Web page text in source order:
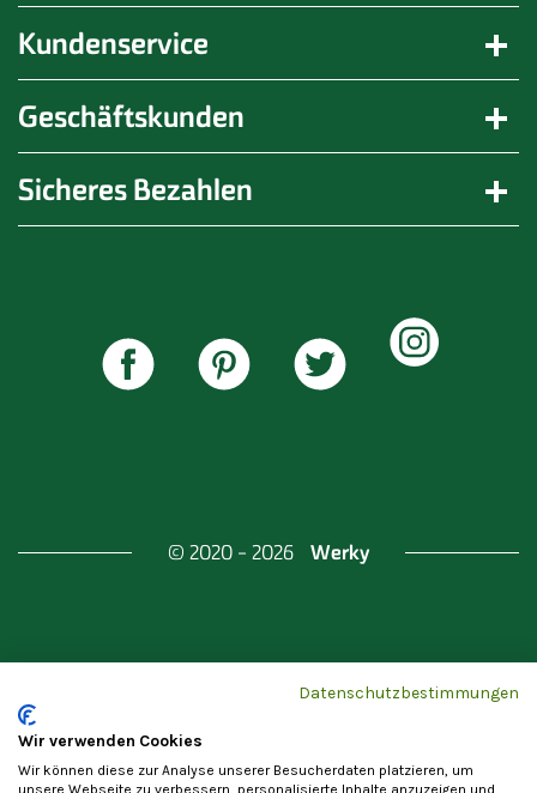
Kundenservice
Geschäftskunden
Sicheres Bezahlen
© 2020 - 2026 Werky
Datenschutzbestimmungen
Wir verwenden Cookies
Wir können diese zur Analyse unserer Besucherdaten platzieren, um
unsere Webseite zu verbessern, personalisierte Inhalte anzuzeigen und